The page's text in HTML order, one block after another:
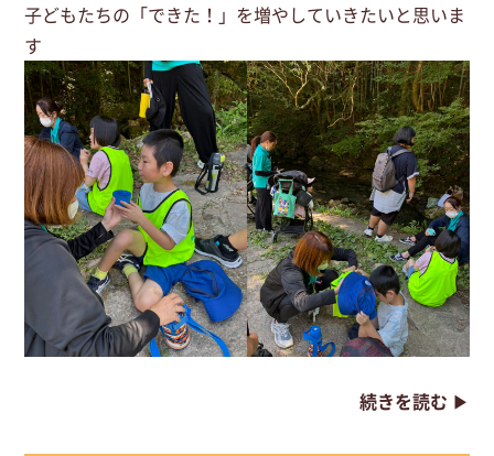
子どもたちの「できた！」を増やしていきたいと思いま
す
続きを読む ▶